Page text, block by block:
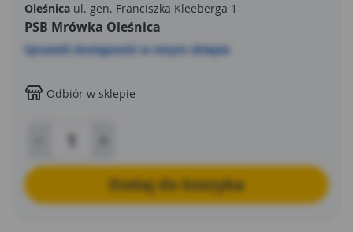
Oleśnica ul. gen. Franciszka Kleeberga 1
PSB Mrówka Oleśnica
Sprawdź dostępność w innym sklepie
Odbiór w sklepie
Dodaj do koszyka